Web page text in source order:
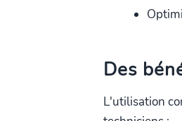
Des
L'utilisation